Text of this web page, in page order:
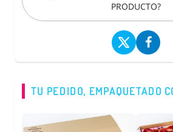
PRODUCTO?
TU PEDIDO, EMPAQUETADO